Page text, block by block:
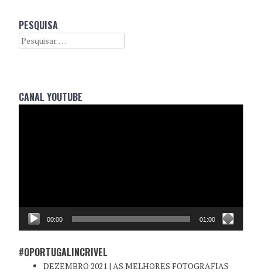
PESQUISA
Search
CANAL YOUTUBE
00:00 01:00
#OPORTUGALINCRIVEL
DEZEMBRO 2021 | AS MELHORES FOTOGRAFIAS